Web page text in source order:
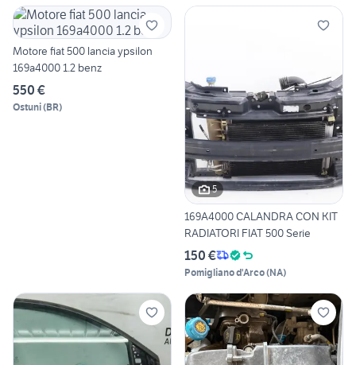
Motore fiat 500 lancia ypsilon
169a4000 1.2 benz
550 €
Ostuni(BR)
5
169A4000 CALANDRA CON KIT
RADIATORI FIAT 500 Serie
150 €
Pomigliano d'Arco(NA)